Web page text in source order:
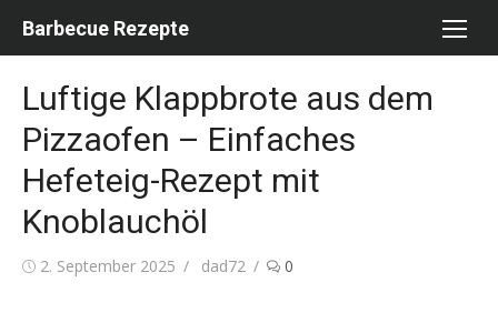
Barbecue Rezepte
Luftige Klappbrote aus dem
Pizzaofen – Einfaches
Hefeteig-Rezept mit
Knoblauchöl
Posted
2. September 2025 Author
dad72 0